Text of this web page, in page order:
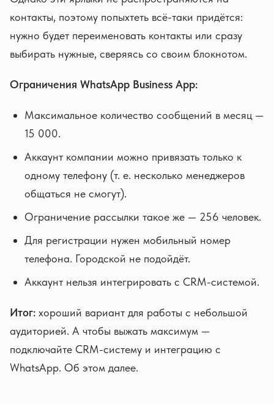
контакты, поэтому попыхтеть всё-таки придётся:
нужно будет переименовать контакты или сразу
выбирать нужные, сверяясь со своим блокнотом.
Ограничения WhatsApp Business App:
Максимальное количество сообщений в месяц —
15 000.
Аккаунт компании можно привязать только к
одному телефону (т. е. несколько менеджеров
общаться не смогут).
Ограничение рассылки такое же — 256 человек.
Для регистрации нужен мобильный номер
телефона. Городской не подойдёт.
Аккаунт нельзя интегрировать с CRM-системой.
Итог: хороший вариант для работы с небольшой
аудиторией. А чтобы выжать максимум —
подключайте CRM-систему и интеграцию с
WhatsApp. Об этом далее.